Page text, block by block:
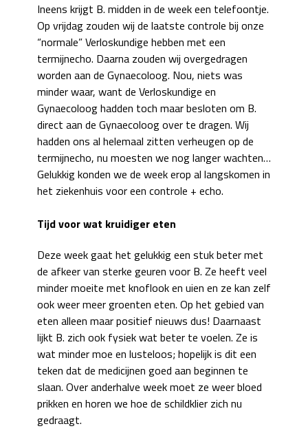
Ineens krijgt B. midden in de week een telefoontje.
Op vrijdag zouden wij de laatste controle bij onze
“normale” Verloskundige hebben met een
termijnecho. Daarna zouden wij overgedragen
worden aan de Gynaecoloog. Nou, niets was
minder waar, want de Verloskundige en
Gynaecoloog hadden toch maar besloten om B.
direct aan de Gynaecoloog over te dragen. Wij
hadden ons al helemaal zitten verheugen op de
termijnecho, nu moesten we nog langer wachten…
Gelukkig konden we de week erop al langskomen in
het ziekenhuis voor een controle + echo.
Tijd voor wat kruidiger eten
Deze week gaat het gelukkig een stuk beter met
de afkeer van sterke geuren voor B. Ze heeft veel
minder moeite met knoflook en uien en ze kan zelf
ook weer meer groenten eten. Op het gebied van
eten alleen maar positief nieuws dus! Daarnaast
lijkt B. zich ook fysiek wat beter te voelen. Ze is
wat minder moe en lusteloos; hopelijk is dit een
teken dat de medicijnen goed aan beginnen te
slaan. Over anderhalve week moet ze weer bloed
prikken en horen we hoe de schildklier zich nu
gedraagt.